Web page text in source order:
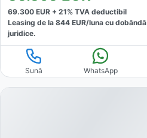
69.300 EUR + 21% TVA deductibil
Leasing de la 844 EUR/luna cu dobăndă
juridice.
Sună WhatsApp